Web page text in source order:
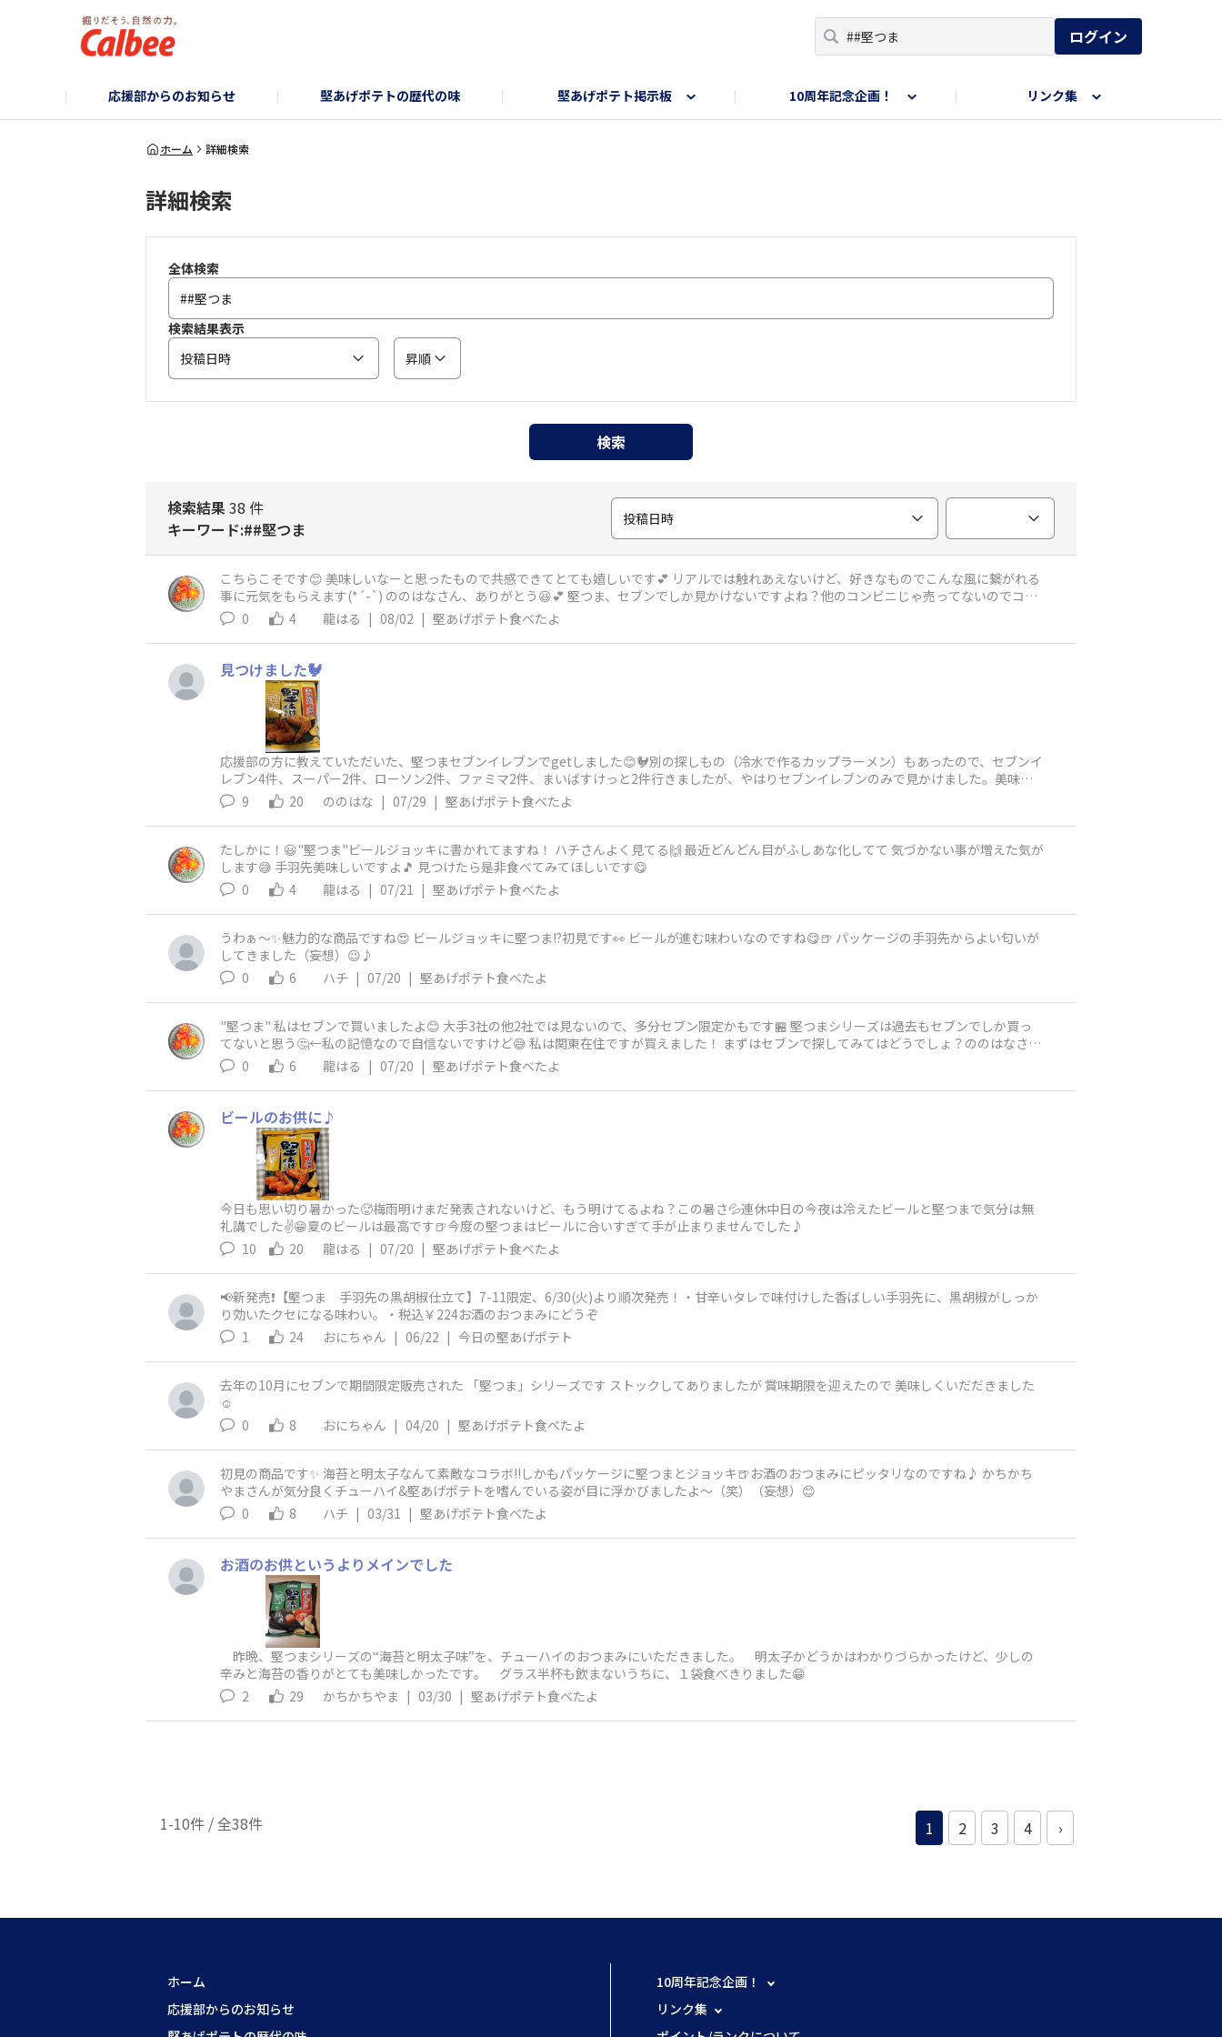
ログイン
応援部からのお知らせ 堅あげポテトの歴代の味 堅あげポテト掲示板
堅あげポテト企画部
10周年記念企画！
お知らせ/企画のご案内
リンク集
堅あげポテトブランドサイト
ホーム 詳細検索
詳細検索
全体検索
検索結果表示
投稿日時
昇順
検索
検索結果38 件
キーワード:##堅つま
投稿日時
こちらこそです😊 美味しいなーと思ったもので共感できてとても嬉しいです💕 リアルでは触れあえないけど、好きなものでこんな風に繋がれる
事に元気をもらえます(*´-`) ののはなさん、ありがとう😆💕 堅つま、セブンでしか見かけないですよね？他のコンビニじゃ売ってないのでコラ
ボなのかな？？いまだに謎です
0 4 龍はる | 08/02 | 堅あげポテト食べたよ
見つけました🐓
応援部の方に教えていただいた、堅つまセブンイレブンでgetしました😊🐓別の探しもの（冷水で作るカップラーメン）もあったので、セブンイ
レブン4件、スーパー2件、ローソン2件、ファミマ2件、まいばすけっと2件行きましたが、やはりセブンイレブンのみで見かけました。美味し
かったです😁👍見つけたい方はセブンイ
9 20 ののはな | 07/29 | 堅あげポテト食べたよ
たしかに！😃"堅つま"ビールジョッキに書かれてますね！ ハチさんよく見てる🙌 最近どんどん目がふしあな化してて 気づかない事が増えた気が
します😅 手羽先美味しいですよ🎵 見つけたら是非食べてみてほしいです😋
0
4 龍はる | 07/21 | 堅あげポテト食べたよ
うわぁ～✨魅力的な商品ですね😍 ビールジョッキに堅つま!?初見です👀 ビールが進む味わいなのですね😋🍺 パッケージの手羽先からよい匂いが
してきました（妄想）😉♪
0
6 ハチ | 07/20 | 堅あげポテト食べたよ
"堅つま" 私はセブンで買いましたよ😊 大手3社の他2社では見ないので、多分セブン限定かもです🏪 堅つまシリーズは過去もセブンでしか買っ
てないと思う🤔←私の記憶なので自信ないですけど😅 私は関東在住ですが買えました！ まずはセブンで探してみてはどうでしょ？ののはなさん
の地域でも売ってるといいな🙏 念
0 6 龍はる | 07/20 | 堅あげポテト食べたよ
ビールのお供に♪
今日も思い切り暑かった🥵梅雨明けまだ発表されないけど、もう明けてるよね？この暑さ💦連休中日の今夜は冷えたビールと堅つまで気分は無
礼講でした✌️😁夏のビールは最高です🍺今度の堅つまはビールに合いすぎて手が止まりませんでした♪
10
20 龍はる | 07/20 | 堅あげポテト食べたよ
📢新発売❗【堅つま 手羽先の黒胡椒仕立て】7-11限定、6/30(火)より順次発売！・甘辛いタレで味付けした香ばしい手羽先に、黒胡椒がしっか
り効いたクセになる味わい。・税込￥224お酒のおつまみにどうぞ
1
24 おにちゃん | 06/22 | 今日の堅あげポテト
去年の10月にセブンで期間限定販売された 「堅つま」シリーズです ストックしてありましたが 賞味期限を迎えたので 美味しくいだだきました
☺️
0
8 おにちゃん | 04/20 | 堅あげポテト食べたよ
初見の商品です✨ 海苔と明太子なんて素敵なコラボ!!しかもパッケージに堅つまとジョッキ🍺お酒のおつまみにピッタリなのですね♪ かちかち
やまさんが気分良くチューハイ&堅あげポテトを嗜んでいる姿が目に浮かびましたよ〜（笑）（妄想）😊
0
8 ハチ | 03/31 | 堅あげポテト食べたよ
お酒のお供というよりメインでした
昨晩、堅つまシリーズの“海苔と明太子味”を、チューハイのおつまみにいただきました。 明太子かどうかはわかりづらかったけど、少しの
辛みと海苔の香りがとても美味しかったです。 グラス半杯も飲まないうちに、１袋食べきりました😁
2
29 かちかちやま | 03/30 | 堅あげポテト食べたよ
1-10件 / 全38件 1 2 3 4 ›
ホーム
応援部からのお知らせ
10周年記念企画！
リンク集